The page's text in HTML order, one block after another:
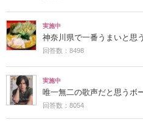
実施中
神奈川県で一番うまいと思
回答数：8498
実施中
唯一無二の歌声だと思うボ
回答数：8054